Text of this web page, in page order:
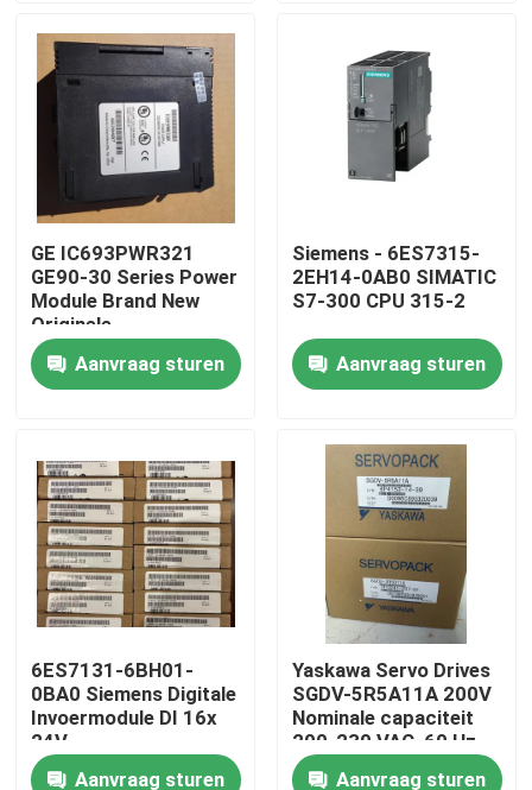
Producten
Ongeveer ons
Fabrieksreis
Contacteer ons
Verzoek om een Citaat
Industriële servomotor
Industriële Servoaandrijving
AC Servoversterker
GE IC693PWR321
GE90-30 Series Power
Module Brand New
Originele
Aanvraag sturen
Siemens - 6ES7315-
2EH14-0AB0 SIMATIC
S7-300 CPU 315-2
Aanvraag sturen
6ES7131-6BH01-
0BA0 Siemens Digitale
Invoermodule DI 16x
24V
gelijkstroomstandaard
Aanvraag sturen
Yaskawa Servo Drives
SGDV-5R5A11A 200V
Nominale capaciteit
200-230 VAC, 60 Hz
Input
Aanvraag sturen